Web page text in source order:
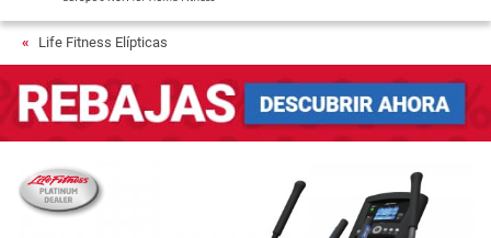
Life Fitness Elípticas